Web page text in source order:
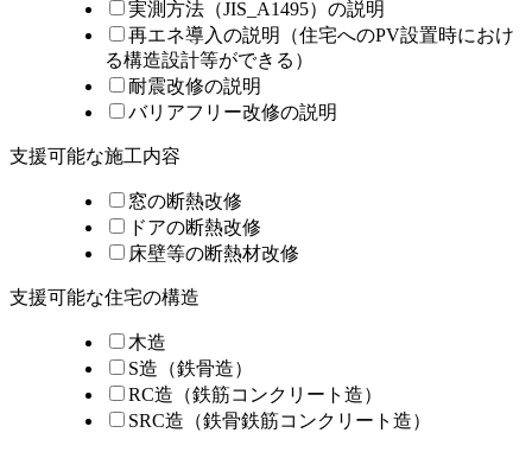
実測方法（JIS_A1495）の説明
再エネ導入の説明（住宅へのPV設置時におけ
る構造設計等ができる）
耐震改修の説明
バリアフリー改修の説明
支援可能な施工内容
窓の断熱改修
ドアの断熱改修
床壁等の断熱材改修
支援可能な住宅の構造
木造
S造（鉄骨造）
RC造（鉄筋コンクリート造）
SRC造（鉄骨鉄筋コンクリート造）